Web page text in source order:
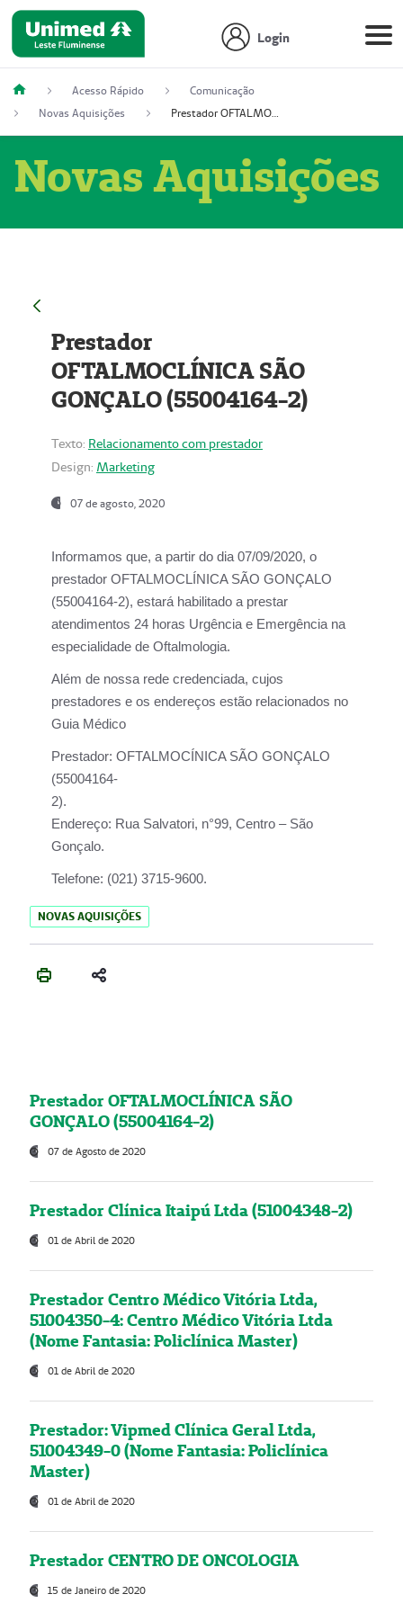
Login
Acesso Rápido
Comunicação
Novas Aquisições
Prestador OFTALMOCLÍNICA SÃO GONÇALO (55004164-2)
Novas Aquisições
Prestador
OFTALMOCLÍNICA SÃO
GONÇALO (55004164-2)
Texto: Relacionamento com prestador
Design: Marketing
07 de agosto, 2020
Informamos que, a partir do dia07/09/2020, o
prestador OFTALMOCLÍNICA SÃO GONÇALO
(55004164-2), estará habilitado a prestar
atendimentos 24 horas Urgência e Emergência na
especialidade de Oftalmologia.
Além de nossa rede credenciada, cujos
prestadores e os endereços estão relacionados no
Guia Médico
Prestador: OFTALMOCÍNICA SÃO GONÇALO
(55004164-
2).
Endereço: Rua Salvatori, n°99, Centro – São
Gonçalo.
Telefone: (021) 3715-9600.
NOVAS AQUISIÇÕES
Prestador OFTALMOCLÍNICA SÃO
GONÇALO (55004164-2)
07 de Agosto de 2020
Prestador Clínica Itaipú Ltda (51004348-2)
01 de Abril de 2020
Prestador Centro Médico Vitória Ltda,
51004350-4: Centro Médico Vitória Ltda
(Nome Fantasia: Policlínica Master)
01 de Abril de 2020
Prestador: Vipmed Clínica Geral Ltda,
51004349-0 (Nome Fantasia: Policlínica
Master)
01 de Abril de 2020
Prestador CENTRO DE ONCOLOGIA
15 de Janeiro de 2020